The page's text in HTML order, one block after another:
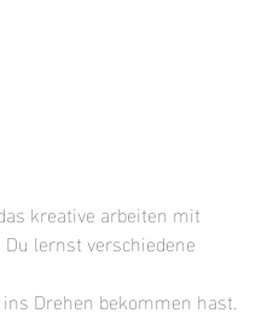
kreative arbeiten mit
lernst verschiedene
Drehen bekommen hast.